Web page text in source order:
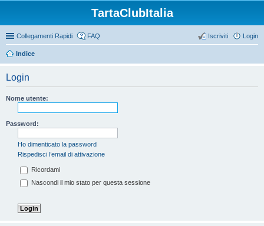
TartaClubItalia
Collegamenti Rapidi FAQ Login
Iscriviti
Indice
Login
Nome utente:
Password:
Ho dimenticato la password
Rispedisci l’email di attivazione
Ricordami
Nascondi il mio stato per questa sessione